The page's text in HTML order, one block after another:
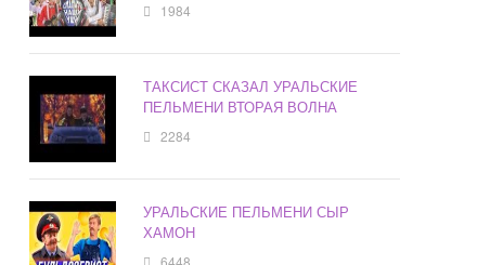
1984
ТАКСИСТ СКАЗАЛ УРАЛЬСКИЕ
ПЕЛЬМЕНИ ВТОРАЯ ВОЛНА
2284
УРАЛЬСКИЕ ПЕЛЬМЕНИ СЫР
ХАМОН